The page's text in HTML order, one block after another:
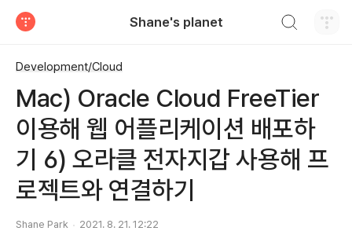
Shane's planet
Development/Cloud
Mac) Oracle Cloud FreeTier
이용해 웹 어플리케이션 배포하
기 6) 오라클 전자지갑 사용해 프
로젝트와 연결하기
Shane Park 2021. 8. 21. 12:22